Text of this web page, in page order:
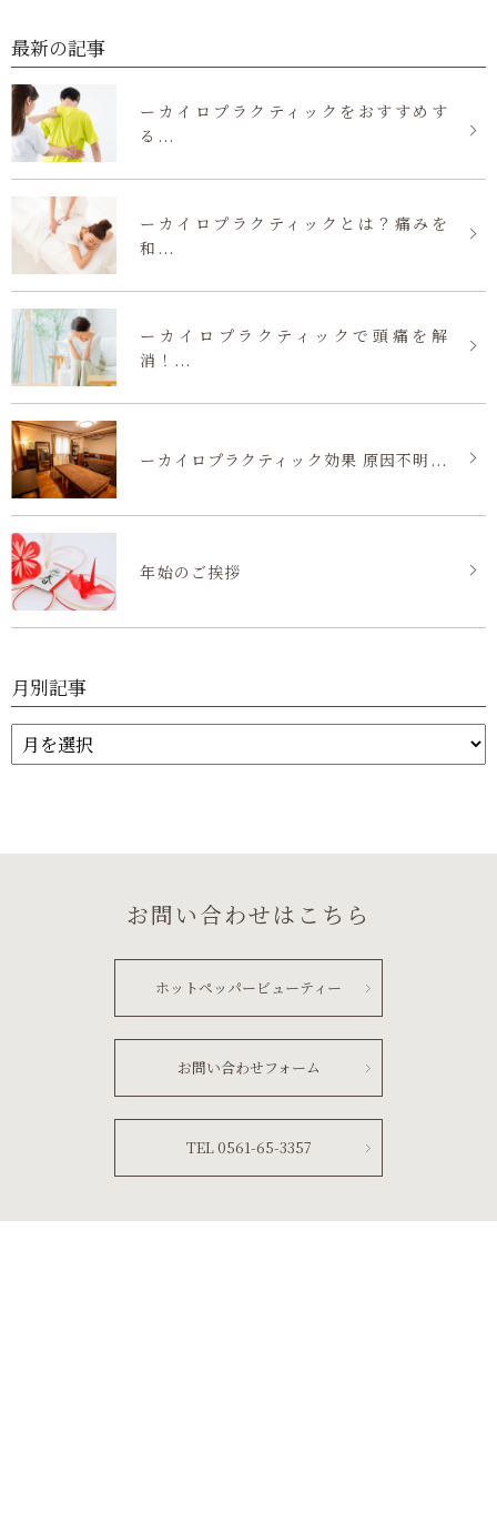
最新の記事
ーカイロプラクティックをおすすめす
る...
ーカイロプラクティックとは？痛みを
和...
ーカイロプラクティックで頭痛を解
消！...
ーカイロプラクティック効果 原因不明...
年始のご挨拶
月別記事
お問い合わせはこちら
ホットペッパービューティー
お問い合わせフォーム
TEL 0561-65-3357